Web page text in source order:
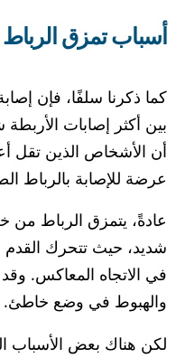
أسباب تمزق الرباط
كما ذكرنا سلفًا، فإن
بين أكثر إصابات الأربطة
عرضة للإصابة بالرباط
عادةً، يتمزق الرباط من
شديد، حيث تتحرك القدم
في الاتجاه المعاكس.
والهبوط في وضع خاطئ.
لكن هناك بعض الأسباب